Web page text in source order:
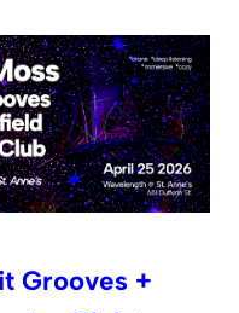
Grooves +